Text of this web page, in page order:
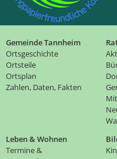
Gemeinde Tannheim
Ortsgeschichte
Ortsteile
Ortsplan
Zahlen, Daten, Fakten
Leben & Wohnen
Termine &